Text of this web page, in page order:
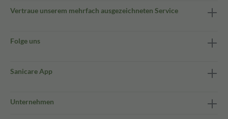
Vertraue unserem mehrfach ausgezeichneten Service
Folge uns
Sanicare App
Unternehmen